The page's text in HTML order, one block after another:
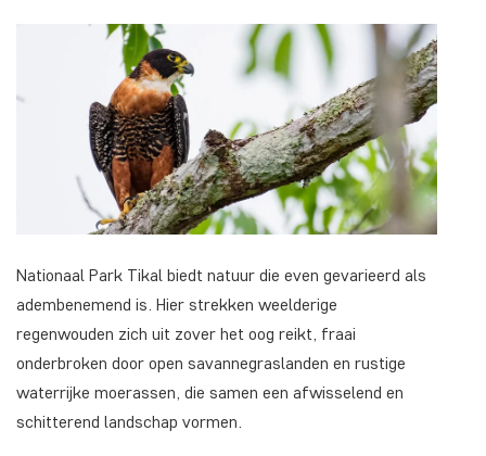
Nationaal Park Tikal biedt natuur die even gevarieerd als
adembenemend is. Hier strekken weelderige
regenwouden zich uit zover het oog reikt, fraai
onderbroken door open savannegraslanden en rustige
waterrijke moerassen, die samen een afwisselend en
schitterend landschap vormen.